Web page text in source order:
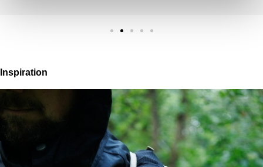
Inspiration